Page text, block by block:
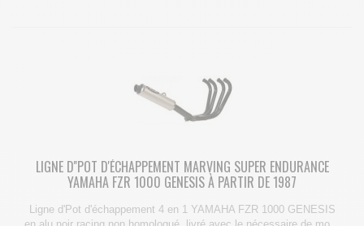
LIGNE D''POT D'ÉCHAPPEMENT MARVING SUPER ENDURANCE
YAMAHA FZR 1000 GENESIS À PARTIR DE 1987
Ligne d'Pot d'échappement 4 en 1 YAMAHA FZR 1000 GENESIS